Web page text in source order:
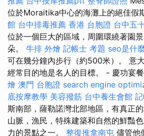
位於Moraitika中心的海灘上的絕佳假
館 台中排毒推薦 香港 台胞證 台中五
位於一個巨大的區域，周圍環繞著園
朵。 牛排 外燴 記帳士 考題 seo是什
可在幾分鐘內步行（約500米）。 意
經常目的地是名人的目標。 - 慶功宴
燴 澳門 台胞證 search engine
底按摩教學 美容撥筋 台中養生會館
斯南部，薩勒諾灣北部地區，有真正
山脈，漁民，特殊建築和自然的鮮豔
力的景點之一。 整復推拿南屯 儘管他